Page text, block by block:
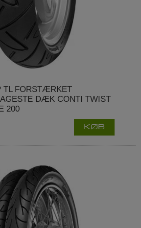
TL FORSTÆRKET
DÆK CONTI TWIST
200
KØB